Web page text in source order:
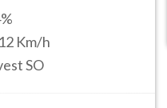
%
12 Km/h
SO